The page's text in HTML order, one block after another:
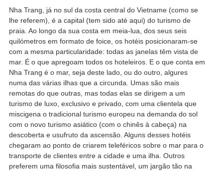
Nha Trang, já no sul da costa central do Vietname (como se
lhe referem), é a capital (tem sido até aqui) do turismo de
praia. Ao longo da sua costa em meia-lua, dos seus seis
quilómetros em formato de foice, os hotéis posicionaram-se
com a mesma particularidade: todas as janelas têm vista de
mar. É o que apregoam todos os hoteleiros. E o que conta em
Nha Trang é o mar, seja deste lado, ou do outro, algures
numa das várias ilhas que a circunda. Umas são mais
remotas do que outras, mas todas elas se dirigem a um
turismo de luxo, exclusivo e privado, com uma clientela que
miscigena o tradicional turismo europeu na demanda do sol
com o novo turismo asiático (com o chinês à cabeça) na
descoberta e usufruto da ascensão. Alguns desses hotéis
chegaram ao ponto de criarem teleféricos sobre o mar para o
transporte de clientes entre a cidade e uma ilha. Outros
preferem uma filosofia mais sustentável, um jargão tão na